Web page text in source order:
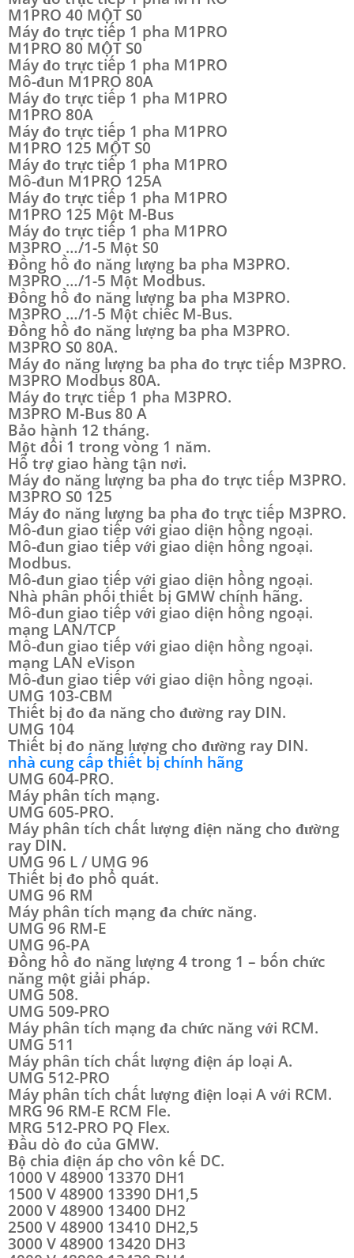
M1PRO 40 MỘT S0
Máy đo trực tiếp 1 pha M1PRO
M1PRO 80 MỘT S0
Máy đo trực tiếp 1 pha M1PRO
Mô-đun M1PRO 80A
Máy đo trực tiếp 1 pha M1PRO
M1PRO 80A
Máy đo trực tiếp 1 pha M1PRO
M1PRO 125 MỘT S0
Máy đo trực tiếp 1 pha M1PRO
Mô-đun M1PRO 125A
Máy đo trực tiếp 1 pha M1PRO
M1PRO 125 Một M-Bus
Máy đo trực tiếp 1 pha M1PRO
M3PRO …/1-5 Một S0
Đồng hồ đo năng lượng ba pha M3PRO.
M3PRO …/1-5 Một Modbus.
Đồng hồ đo năng lượng ba pha M3PRO.
M3PRO …/1-5 Một chiếc M-Bus.
Đồng hồ đo năng lượng ba pha M3PRO.
M3PRO S0 80A.
Máy đo năng lượng ba pha đo trực tiếp M3PRO.
M3PRO Modbus 80A.
Máy đo trực tiếp 1 pha M3PRO.
M3PRO M-Bus 80 A
Bảo hành 12 tháng.
Một đổi 1 trong vòng 1 năm.
Hỗ trợ giao hàng tận nơi.
Máy đo năng lượng ba pha đo trực tiếp M3PRO.
M3PRO S0 125
Máy đo năng lượng ba pha đo trực tiếp M3PRO.
Mô-đun giao tiếp với giao diện hồng ngoại.
Mô-đun giao tiếp với giao diện hồng ngoại.
Modbus.
Mô-đun giao tiếp với giao diện hồng ngoại.
Nhà phân phối thiết bị GMW chính hãng.
Mô-đun giao tiếp với giao diện hồng ngoại.
mạng LAN/TCP
Mô-đun giao tiếp với giao diện hồng ngoại.
mạng LAN eVison
Mô-đun giao tiếp với giao diện hồng ngoại.
UMG 103-CBM
Thiết bị đo đa năng cho đường ray DIN.
UMG 104
Thiết bị đo năng lượng cho đường ray DIN.
nhà cung cấp thiết bị chính hãng
UMG 604-PRO.
Máy phân tích mạng.
UMG 605-PRO.
Máy phân tích chất lượng điện năng cho đường
ray DIN.
UMG 96 L / UMG 96
Thiết bị đo phổ quát.
UMG 96 RM
Máy phân tích mạng đa chức năng.
UMG 96 RM-E
UMG 96-PA
Đồng hồ đo năng lượng 4 trong 1 – bốn chức
năng một giải pháp.
UMG 508.
UMG 509-PRO
Máy phân tích mạng đa chức năng với RCM.
UMG 511
Máy phân tích chất lượng điện áp loại A.
UMG 512-PRO
Máy phân tích chất lượng điện loại A với RCM.
MRG 96 RM-E RCM Fle.
MRG 512-PRO PQ Flex.
Đầu dò đo của GMW.
Bộ chia điện áp cho vôn kế DC.
1000 V 48900 13370 DH1
1500 V 48900 13390 DH1,5
2000 V 48900 13400 DH2
2500 V 48900 13410 DH2,5
3000 V 48900 13420 DH3